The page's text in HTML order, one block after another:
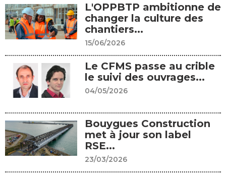
L'OPPBTP ambitionne de
changer la culture des
chantiers...
15/06/2026
Le CFMS passe au crible
le suivi des ouvrages...
04/05/2026
Bouygues Construction
met à jour son label
RSE...
23/03/2026